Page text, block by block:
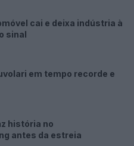
cai e deixa indústria à
sinal
em tempo recorde e
história no
antes da estreia